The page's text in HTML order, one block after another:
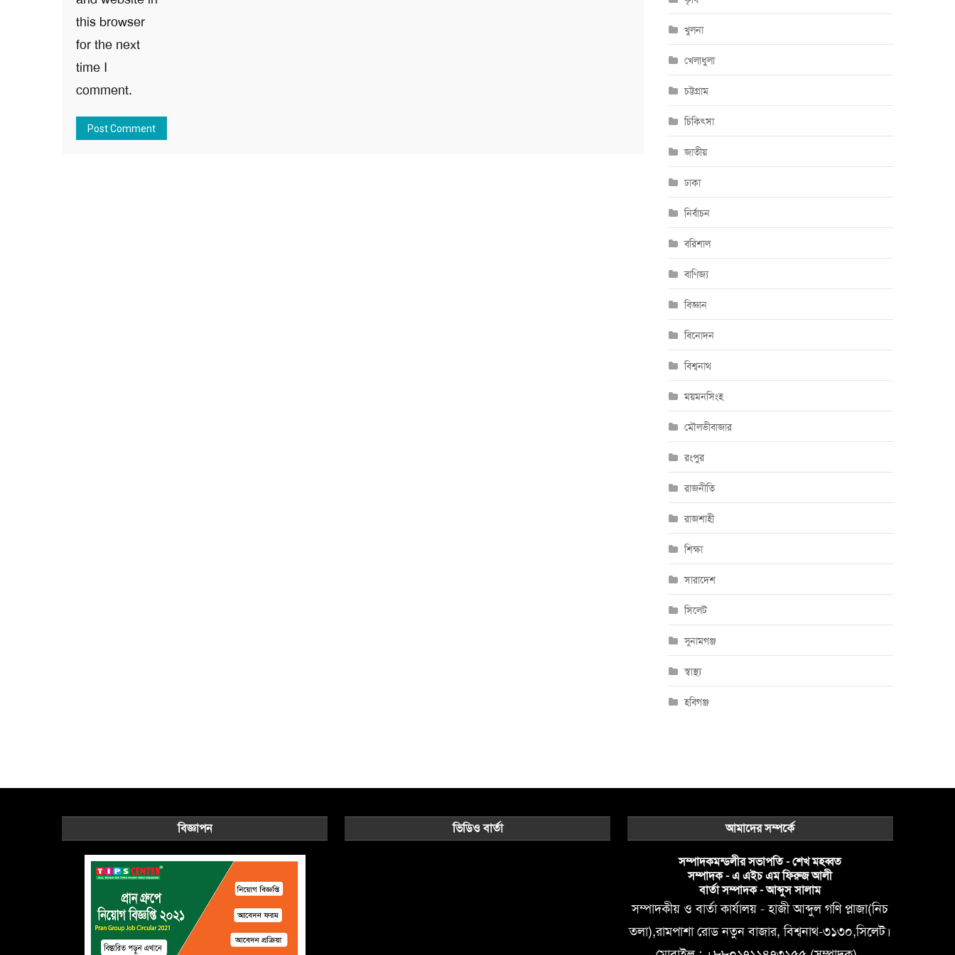
this browser
for the next
time I
comment.
খুলনা
খেলাধুলা
চট্টগ্রাম
চিকিৎসা
জাতীয়
ঢাকা
নির্বাচন
বরিশাল
বাণিজ্য
বিজ্ঞান
বিনোদন
বিশ্বনাথ
ময়মনসিংহ
মৌলভীবাজার
রংপুর
রাজনীতি
রাজশাহী
শিক্ষা
সারাদেশ
সিলেট
সুনামগঞ্জ
স্বাস্থ্য
হবিগঞ্জ
বিজ্ঞাপন ভিডিও বার্তা আমাদের সম্পর্কে
সম্পাদকমন্ডলীর সভাপতি - শেখ মহব্বত
সম্পাদক - এ এইচ এম ফিরুজ আলী
বার্তা সম্পাদক - আব্দুস সালাম
সম্পাদকীয় ও বার্তা কার্যালয় - হাজী আব্দুল গণি প্লাজা(নিচ
তলা),রামপাশা রোড নতুন বাজার, বিশ্বনাথ-৩১৩০,সিলেট।